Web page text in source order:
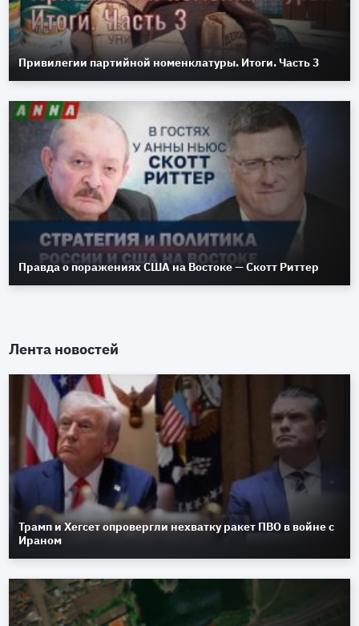
Привилегии партийной номенклатуры. Итоги. Часть 3
Правда о поражениях США на Востоке — Скотт Риттер
Лента новостей
Трамп и Хегсет опровергли нехватку ракет ПВО в войне с
Ираном